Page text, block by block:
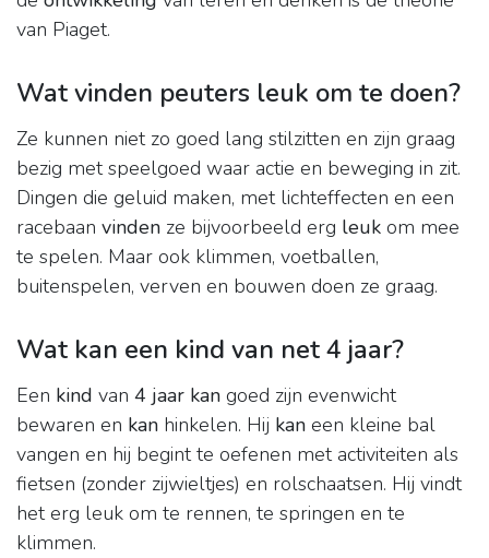
van Piaget.
Wat vinden peuters leuk om te doen?
Ze kunnen niet zo goed lang stilzitten en zijn graag
bezig met speelgoed waar actie en beweging in zit.
Dingen die geluid maken, met lichteffecten en een
racebaan vinden ze bijvoorbeeld erg leuk om mee
te spelen. Maar ook klimmen, voetballen,
buitenspelen, verven en bouwen doen ze graag.
Wat kan een kind van net 4 jaar?
Een kind van 4 jaar kan goed zijn evenwicht
bewaren en kan hinkelen. Hij kan een kleine bal
vangen en hij begint te oefenen met activiteiten als
fietsen (zonder zijwieltjes) en rolschaatsen. Hij vindt
het erg leuk om te rennen, te springen en te
klimmen.